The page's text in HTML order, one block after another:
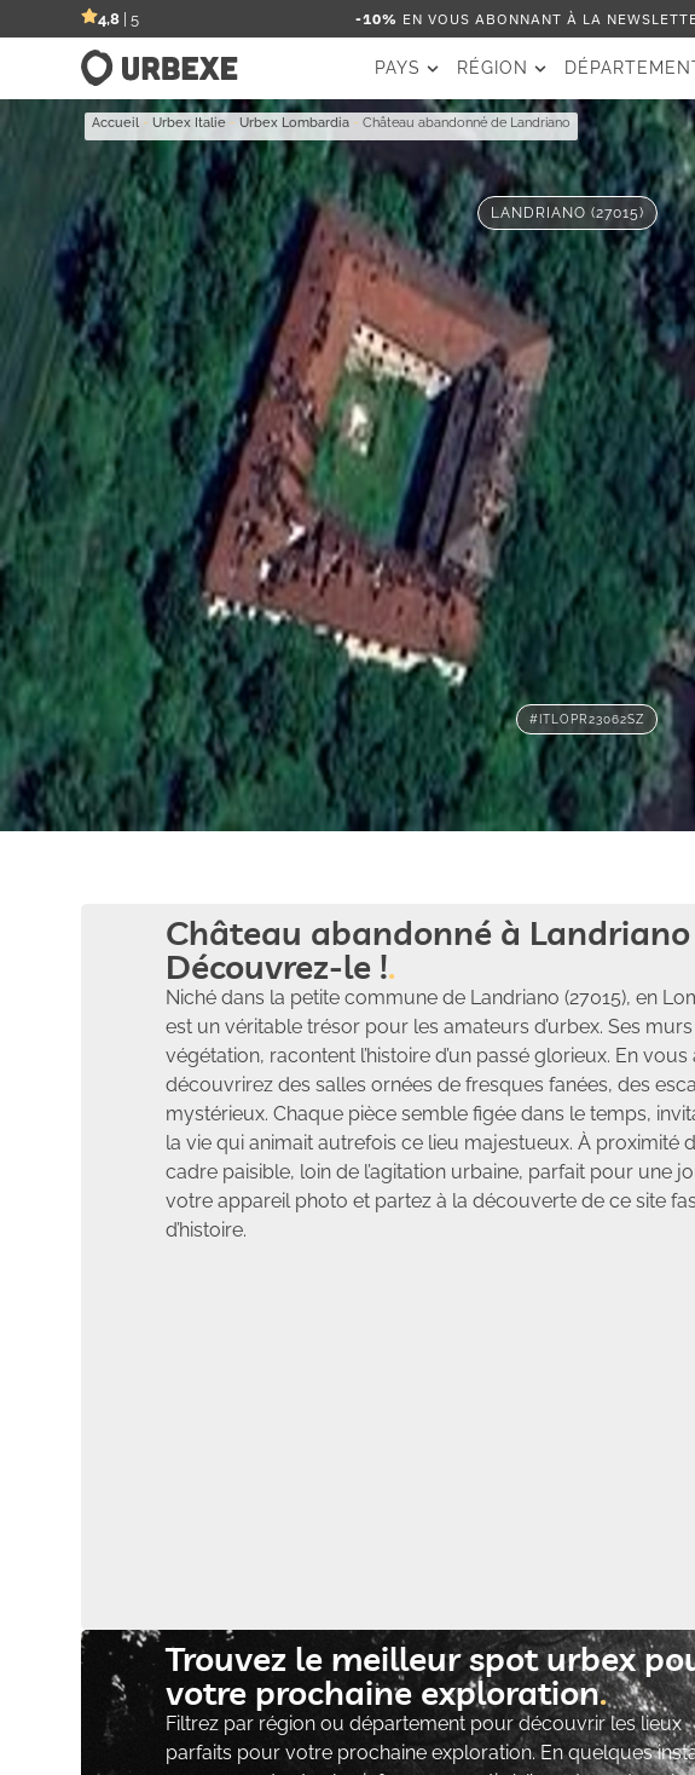
4,8 | 5 -10% EN VOUS ABONNANT À LA
PAYS RÉGION
Accueil -Urbex Italie -Urbex Lombardia -Château abandonné de Landriano
LANDRIANO (27015)
#ITLOPR23062SZ
Château abandonné à
Découvrez-le !
Niché dans la petite commune de Landriano (27015), en
est un véritable trésor pour les amateurs d’urbex. Ses
végétation, racontent l’histoire d’un passé glorieux. En
découvrirez des salles ornées de fresques fanées, des
mystérieux. Chaque pièce semble figée dans le temps,
la vie qui animait autrefois ce lieu majestueux. À proximité
cadre paisible, loin de l’agitation urbaine, parfait pour une
votre appareil photo et partez à la découverte de ce site
d’histoire.
Trouvez le meilleur spot urbex
votre prochaine exploration​
Filtrez par région ou département pour découvrir les lieux
parfaits pour votre prochaine exploration. En quelques